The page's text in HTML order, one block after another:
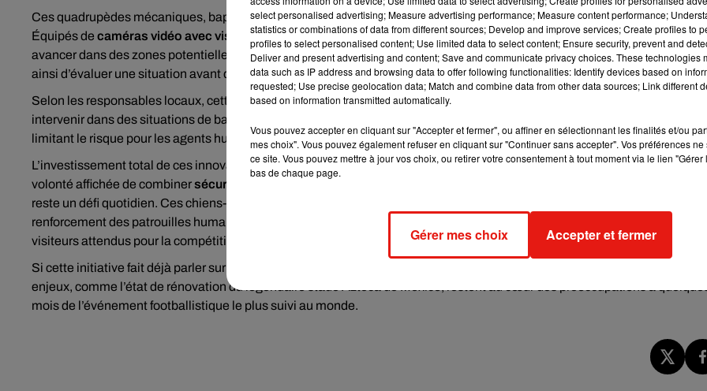
Ces quadrupèdes mécaniques, baptisés unitésK9-X, sont conçus non pas comme des armes, mais comme des
Équipés de caméras vidéo avec vision nocturne, decapteurs de mouvementet d’unsystème audio à distance , ils
avancer dans des zones potentiellement dangereuses et transmettre des images en temps réel aux autorités, permettant
ainsi d’évaluer une situation avant d’y envoyer des policiers.
Selon les responsables locaux, cette technologie servira d’« avant-garde »dans les zones sensibles, notamment pour
intervenir dans des situations de bagarres, de troubles ou en présence de personnes sous l’emprise de l’alcool, tout en
limitant le risque pour les agents humains.
L’investissement total de ces innovations s’élève à environ2,5 millions de pesos (soit près de 123 000 €), reflétant une
volonté affichée de combinersécurité humaine et avancées technologiques
reste un défi quotidien. Ces chiens-robots s’inscrivent dans un plan de sécurité plus large, comprenant notamment le
renforcement des patrouilles humaines et l’emploi de
visiteurs attendus pour la compétition.
Si cette initiative fait déjà parler sur les réseaux sociaux et suscite la curiosité, certains observateurs estiment que d’autres
enjeux, comme l’état de rénovation du légendaire stade Azteca de Mexico, restent au cœur des préoccupations à quelques
mois de l’événement footballistique le plus suivi au monde.
select personalised advertising; Measure advertising performance; Measure content performance;
statistics or combinations of data from different sources; Develop and improve services; Create profiles to
profiles to select personalised content; Use limited data to select content; Ensure security, prevent and
Deliver and present advertising and content; Save and communicate privacy choices. These technologies
data such as IP address and browsing data to offer following functionalities: Identify devices based on
requested; Use precise geolocation data; Match and combine data from other data sources; Link different
based on information transmitted automatically.
Vous pouvez accepter en cliquant sur "Accepter et fermer", ou affiner en sélectionnant les finalités et/ou
mes choix". Vous pouvez également refuser en cliquant sur "Continuer sans accepter". Vos préférences
ce site. Vous pouvez mettre à jour vos choix, ou retirer votre consentement à tout moment via le lien
bas de chaque page.
Gérer mes choix Accepter et fermer